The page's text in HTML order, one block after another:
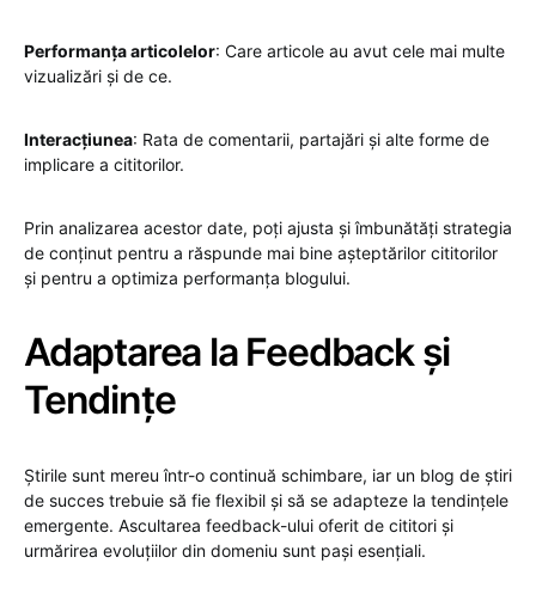
Performanța articolelor: Care articole au avut cele mai multe
vizualizări și de ce.
Interacțiunea: Rata de comentarii, partajări și alte forme de
implicare a cititorilor.
Prin analizarea acestor date, poți ajusta și îmbunătăți strategia
de conținut pentru a răspunde mai bine așteptărilor cititorilor
și pentru a optimiza performanța blogului.
Adaptarea la Feedback și
Tendințe
Știrile sunt mereu într-o continuă schimbare, iar un blog de știri
de succes trebuie să fie flexibil și să se adapteze la tendințele
emergente. Ascultarea feedback-ului oferit de cititori și
urmărirea evoluțiilor din domeniu sunt pași esențiali.